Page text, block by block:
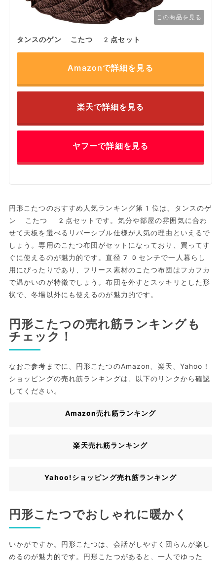
この商品を見る
タンスのゲン こたつ 2点セット
Amazonで詳細を見る
楽天で詳細を見る
ヤフーで詳細を見る
円形こたつのおすすめ人気ランキング第1位は、タンスのゲ
ン こたつ 2点セットです。気分や部屋の雰囲気に合わ
せて天板を選べるリバーシブル仕様が人気の理由といえるで
しょう。専用のこたつ布団がセットになっており、買ってす
ぐに使えるのが魅力的です。直径70センチで一人暮らし
用にぴったりであり、フリース素材のこたつ布団はフカフカ
で温かいのが特徴でしょう。布団を外すとスッキリとした形
状で、冬場以外にも使えるのが魅力的です。
円形こたつの売れ筋ランキングも
チェック！
なおご参考までに、円形こたつのAmazon、楽天、Yahoo！
ショッピングの売れ筋ランキングは、以下のリンクから確認
してください。
Amazon売れ筋ランキング
楽天売れ筋ランキング
Yahoo!ショッピング売れ筋ランキング
円形こたつでおしゃれに暖かく
いかがですか。円形こたつは、会話がしやすく団らんが楽し
めるのが魅力的です。円形こたつがあると、一人でゆった